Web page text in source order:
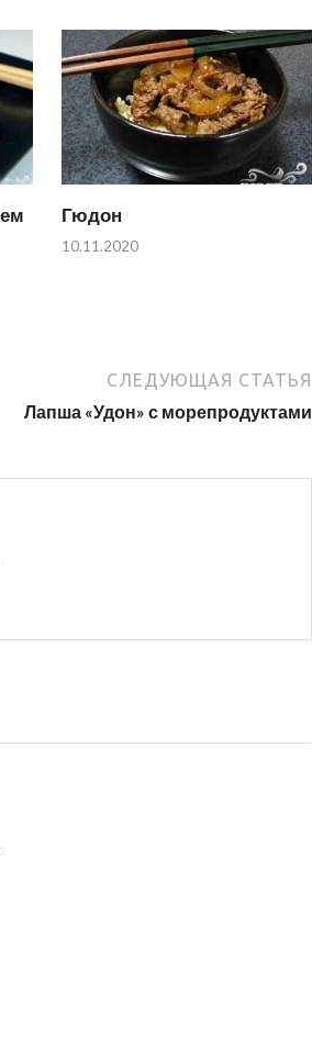
Гюдон
10.11.2020
СЛЕДУЮЩАЯ СТАТЬЯ
Лапша «Удон» с морепродуктами